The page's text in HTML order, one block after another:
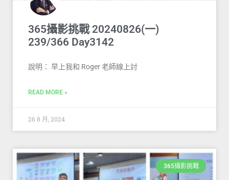
365攝影挑戰 20240826(一)
239/366 Day3142
說明： 早上我和 Roger 老師線上討
READ MORE »
26 8 月, 2024
365攝影挑戰